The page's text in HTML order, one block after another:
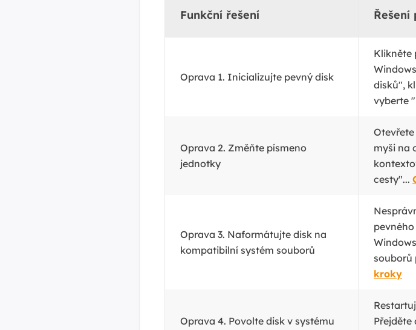
Funkční řešení
Oprava 1. Inicializujte pevný disk
Klikněte
disků",
vyberte
Oprava 2. Změňte písmeno
jednotky
myši na
cesty"...
Oprava 3. Naformátujte disk na
kompatibilní systém souborů
souborů
kroky
Oprava 4. Povolte disk v systému
Přejděte